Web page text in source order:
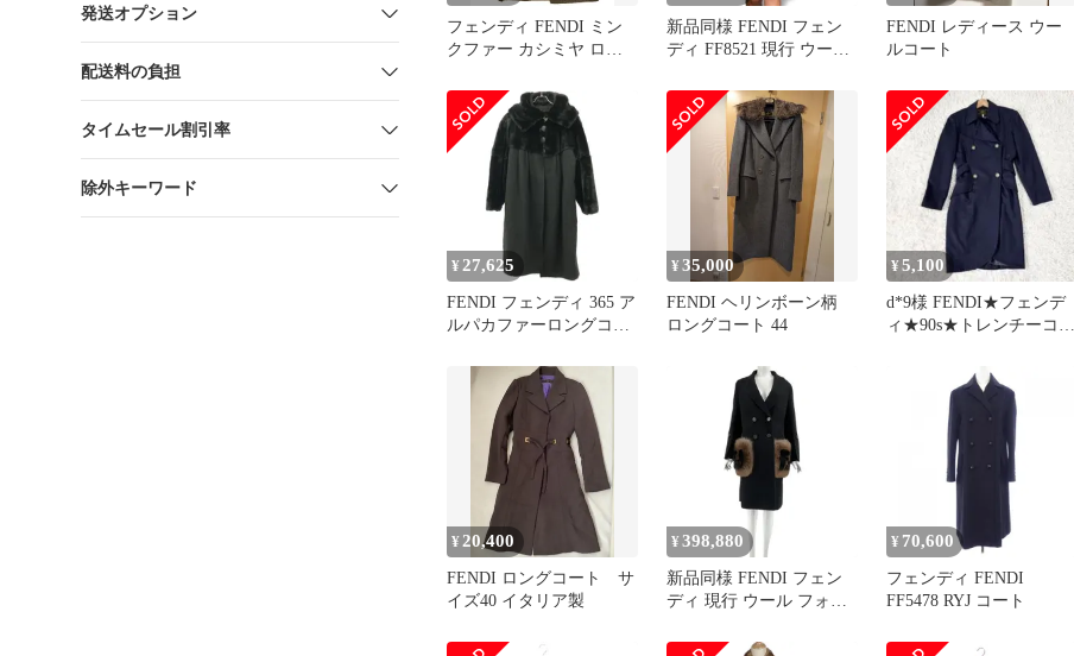
発送オプション
配送料の負担
タイムセール割引率
除外キーワード
フェンディ FENDI ミン
クファー カシミヤ ロン
タン ゴールド金具 茶色
ブラウン レディース
♪A11
新品同様 FENDI フェン
ディ FF8521 現行 ウール
コート ブラック サイズ
40
FENDI レディース ウー
ルコート
¥ 27,625
FENDI フェンディ 365 ア
ルパカファーロングコー
¥35,000
FENDI ヘリンボーン柄
ロングコート 44
¥5,100
d*9様 FENDI★フェンデ
ィ★90s★トレンチーコー
¥ 20,400
FENDI ロングコート サ
イズ40 イタリア製
¥ 398,880
新品同様 FENDI フェン
ディ 現行 ウール フォッ
ブラック
¥ 70,600
フェンディ FENDI
FF5478 RYJ コート